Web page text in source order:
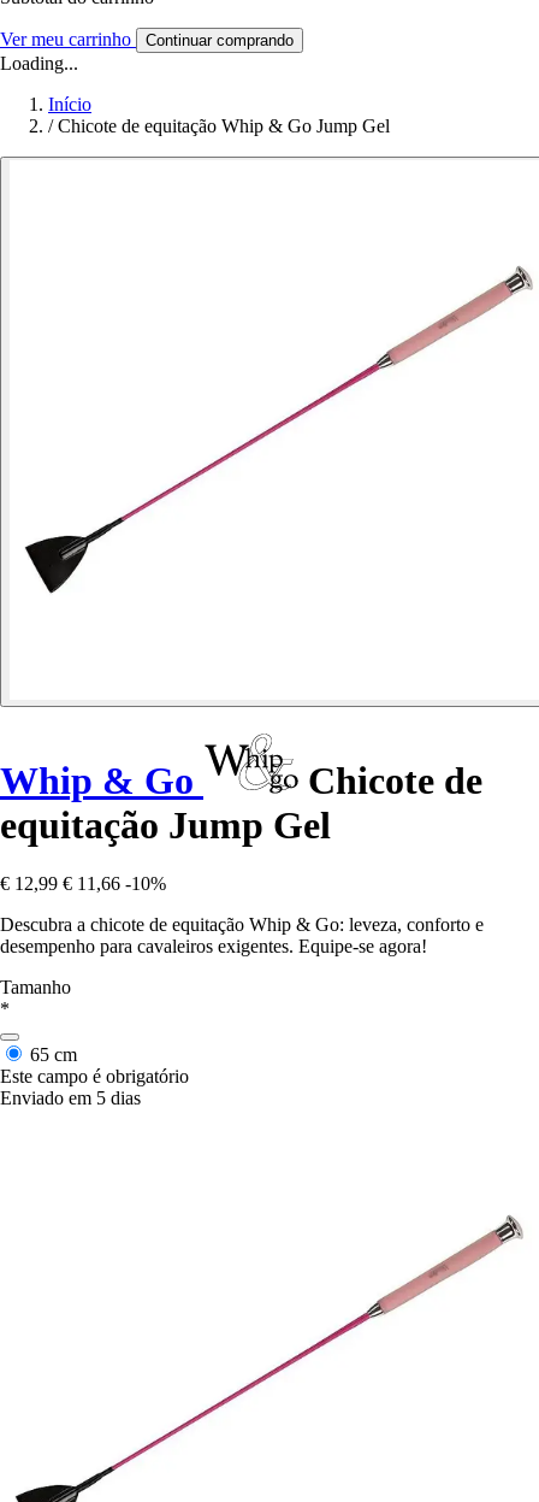
Ver meu carrinho Continuar comprando
Loading...
Início
/ Chicote de equitação Whip & Go Jump Gel
Whip & Go
Chicote de
equitação Jump Gel
€ 12,99 € 11,66 -10%
Descubra a chicote de equitação Whip & Go: leveza, conforto e
desempenho para cavaleiros exigentes. Equipe-se agora!
Tamanho
*
65 cm
Este campo é obrigatório
Enviado em 5 dias